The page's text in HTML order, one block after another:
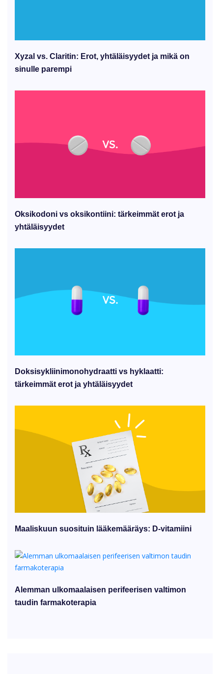
Xyzal vs. Claritin: Erot, yhtäläisyydet ja mikä on
sinulle parempi
Oksikodoni vs oksikontiini: tärkeimmät erot ja
yhtäläisyydet
Doksisykliinimonohydraatti vs hyklaatti:
tärkeimmät erot ja yhtäläisyydet
Maaliskuun suosituin lääkemääräys: D-vitamiini
Alemman ulkomaalaisen perifeerisen valtimon
taudin farmakoterapia